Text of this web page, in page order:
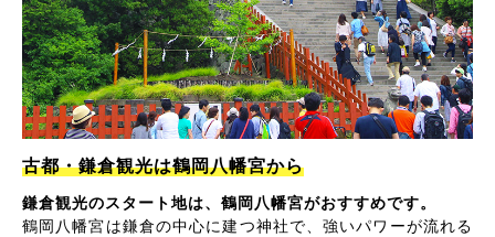
古都・鎌倉観光は鶴岡八幡宮から
鎌倉観光のスタート地は、鶴岡八幡宮がおすすめです。
鶴岡八幡宮は鎌倉の中心に建つ神社で、強いパワーが流れる